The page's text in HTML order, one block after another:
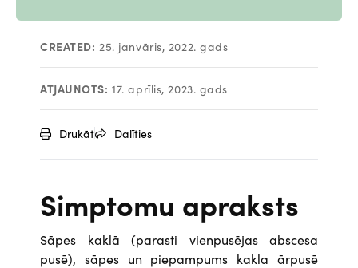
CREATED: 25. janvāris, 2022. gads
ATJAUNOTS: 17. aprīlis, 2023. gads
Drukāt Dalīties
Simptomu apraksts
Sāpes kaklā (parasti vienpusējas abscesa
pusē), sāpes un piepampums kakla ārpusē